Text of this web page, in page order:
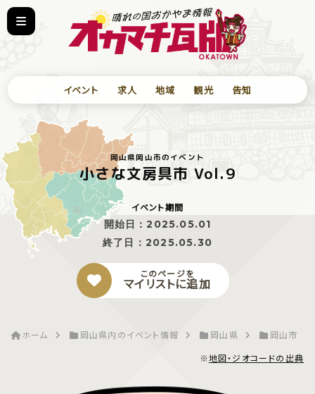
イベント 求人 地域 観光 告知
岡山県岡山市のイベント
小さな文房具市 Vol.9
イベント期間
開始日：2025.05.01
終了日： 2025.05.30
このページを
マイリストに追加
ホーム 岡山県内のイベント情報 岡山県
岡山市
※地図・ジオコードの出典